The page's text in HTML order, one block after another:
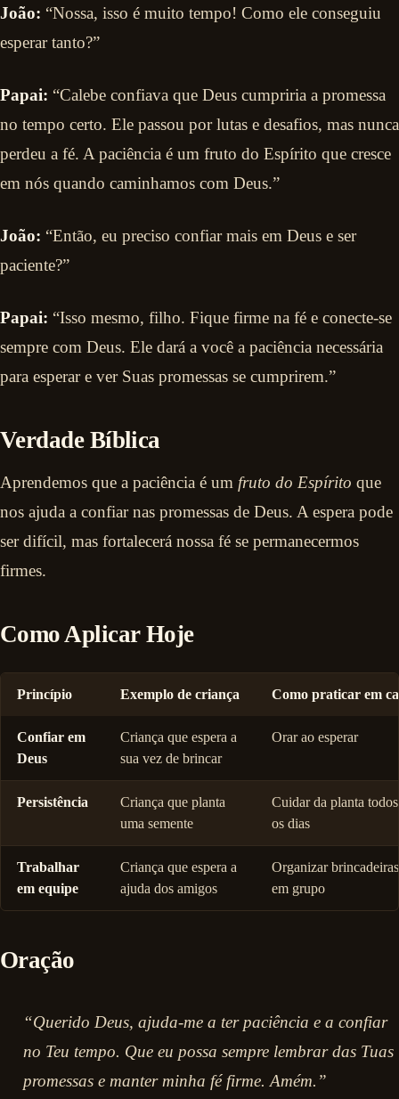
João: “Nossa, isso é muito tempo! Como ele conseguiu
esperar tanto?”
Papai: “Calebe confiava que Deus cumpriria a promessa
no tempo certo. Ele passou por lutas e desafios, mas nunca
perdeu a fé. A paciência é um fruto do Espírito que cresce
em nós quando caminhamos com Deus.”
João: “Então, eu preciso confiar mais em Deus e ser
paciente?”
Papai: “Isso mesmo, filho. Fique firme na fé e conecte-se
sempre com Deus. Ele dará a você a paciência necessária
para esperar e ver Suas promessas se cumprirem.”
Verdade Bíblica
Aprendemos que a paciência é um fruto do Espírito que
nos ajuda a confiar nas promessas de Deus. A espera pode
ser difícil, mas fortalecerá nossa fé se permanecermos
firmes.
Como Aplicar Hoje
Princípio Exemplo de criança Como praticar em
Confiar em
Deus
Criança que espera a
sua vez de brincar
Orar ao esperar
Persistência
Criança que planta
uma semente
Cuidar da planta todos
os dias
Trabalhar
em equipe
Criança que espera a
ajuda dos amigos
Organizar brincadeiras
em grupo
Oração
“Querido Deus, ajuda-me a ter paciência e a confiar
no Teu tempo. Que eu possa sempre lembrar das Tuas
promessas e manter minha fé firme. Amém.”